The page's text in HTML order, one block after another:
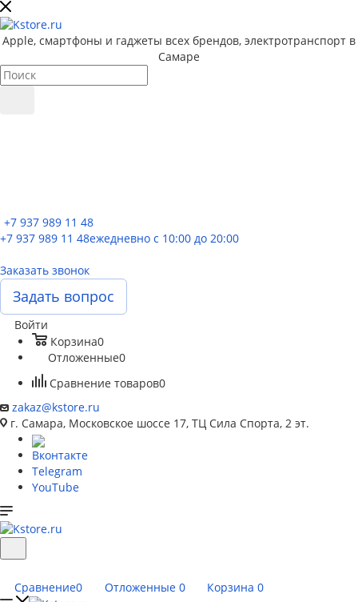
Apple, cмартфоны и гаджеты всех брендов, электротранспорт в
Самаре
+7 937 989 11 48
+7 937 989 11 48ежедневно с 10:00 до 20:00
Заказать звонок
Задать вопрос
Войти
Корзина0
Отложенные0
Сравнение товаров0
zakaz@kstore.ru
г. Самара, Московское шоссе 17, ТЦ Сила Спорта, 2 эт.
Вконтакте
Telegram
YouTube
Сравнение0 Отложенные 0 Корзина 0